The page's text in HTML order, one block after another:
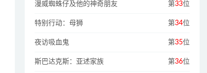
漫威蜘蛛仔及他的神奇朋友 第33位
特别行动：母狮 第34位
夜访吸血鬼 第35位
斯巴达克斯：亚述家族 第36位